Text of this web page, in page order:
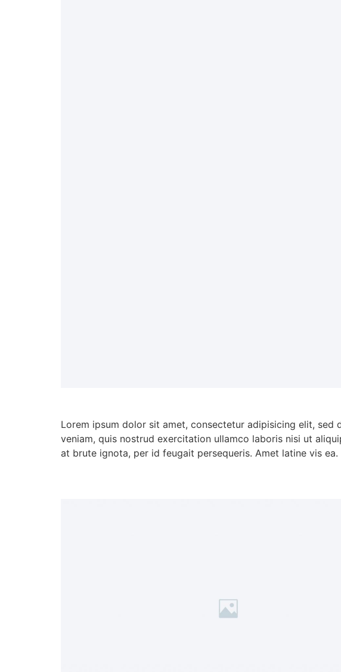
Lorem ipsum dolor sit amet, consectetur adipisicing elit,
veniam, quis nostrud exercitation ullamco laboris nisi ut
at brute ignota, per id feugait persequeris. Amet latine vis